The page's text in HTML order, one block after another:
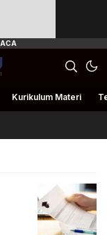
Kurikulum Materi